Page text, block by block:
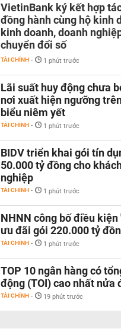
VietinBank ký kết hợp
đồng hành cùng hộ kinh
kinh doanh, doanh
chuyển đổi số
TÀI CHÍNH - 1 phút trước
Lãi suất huy động chưa
nơi xuất hiện ngưỡng
biểu niêm yết
TÀI CHÍNH - 1 phút trước
BIDV triển khai gói tín
50.000 tỷ đồng cho
nghiệp
TÀI CHÍNH - 1 phút trước
NHNN công bố điều
ưu đãi gói 220.000 tỷ
TÀI CHÍNH - 1 phút trước
TOP 10 ngân hàng có
động (TOI) cao nhất nửa
TÀI CHÍNH - 19 phút trước